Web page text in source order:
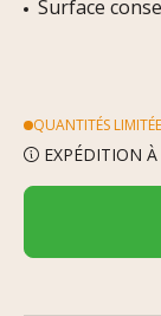
Surface
QUANTITÉS
EXPÉDITION